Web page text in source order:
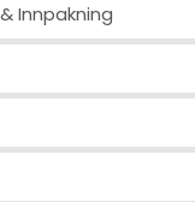
Innpakning